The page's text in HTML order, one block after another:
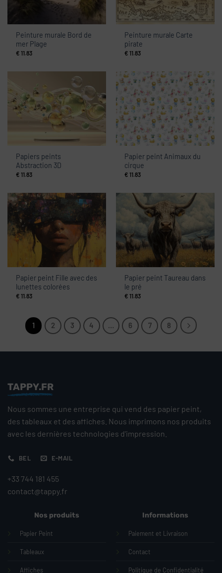
Peinture murale Bord de
mer Plage
€ 11.83
Peinture murale Carte
pirate
€ 11.83
Papiers peints
Abstraction 3D
€ 11.83
Papier peint Animaux du
cirque
€ 11.83
Papier peint Fille avec des
lunettes colorées
€ 11.83
Papier peint Taureau dans
le pré
€ 11.83
1 2 3 4 … 6 7 8
TAPPY.FR
Nous sommes une entreprise qui vend des papier peint,
des tableaux et des affiches. Nous imprimons nos produits
avec les dernières technologies d'impression.
BEL E-MAIL
+33 744 181 455
contact@tappy.fr
Nos produits
Papier Peint
Tableaux
Affiches
Informations
Paiement et Livraison
Contact
Politique de Confidentialité